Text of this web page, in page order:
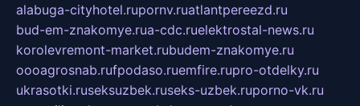
alabuga-cityhotel.rupornv.ruatlantpereezd.ru
bud-em-znakomye.rua-cdc.ruelektrostal-news.ru
korolevremont-market.rubudem-znakomye.ru
oooagrosnab.rufpodaso.ruemfire.rupro-otdelky.ru
ukrasotki.ruseksuzbek.ruseks-uzbek.ruporno-vk.ru